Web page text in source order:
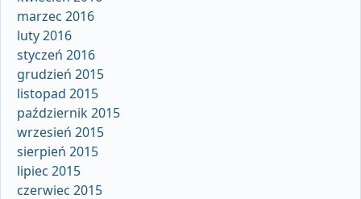
marzec 2016
luty 2016
styczeń 2016
grudzień 2015
listopad 2015
październik 2015
wrzesień 2015
sierpień 2015
lipiec 2015
czerwiec 2015